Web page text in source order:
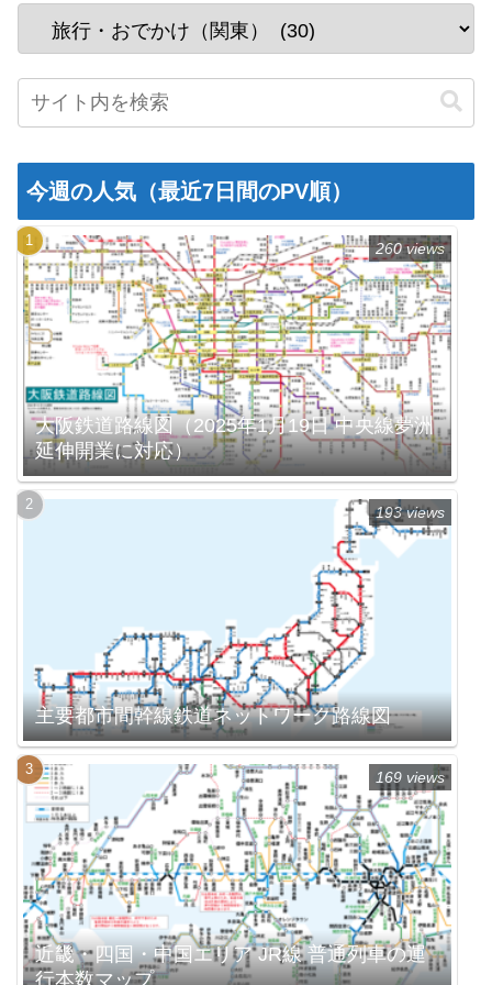
今週の人気（最近7日間のPV順）
大阪鉄道路線図（2025年1月19日 中央線夢洲
延伸開業に対応）
260 views
主要都市間幹線鉄道ネットワーク路線図
193 views
近畿・四国・中国エリア JR線 普通列車の運
行本数マップ
169 views